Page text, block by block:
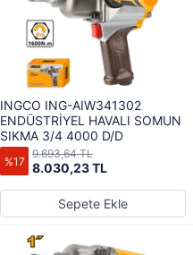
INGCO ING-AIW341302
ENDÜSTRİYEL HAVALI SOMUN
SIKMA 3/4 4000 D/D
%17 8.030,23 TL
9.693,64 TL
Sepete Ekle